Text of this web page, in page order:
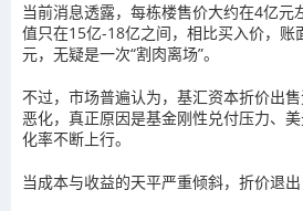
当前消息透露，每栋楼售价大约在4亿元
值只在15亿-18亿之间，相比买入价，账
元，无疑是一次“割肉离场”。
不过，市场普遍认为，基汇资本折价出
恶化，真正原因是基金刚性兑付压力、
化率不断上行。
当成本与收益的天平严重倾斜，折价退出